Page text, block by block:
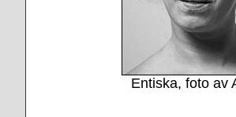
Entiska, foto av